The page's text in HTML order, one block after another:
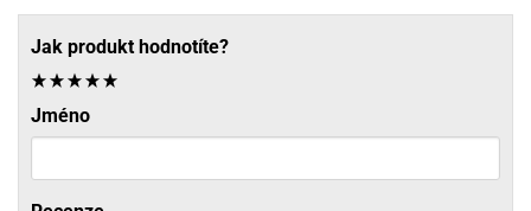
Jak produkt hodnotíte?
Jméno